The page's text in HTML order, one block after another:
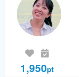
1,950pt